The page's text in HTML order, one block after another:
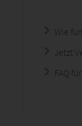
Wie
Jetzt
FAQ